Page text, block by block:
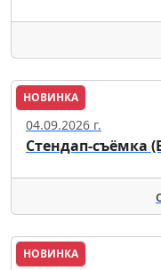
НОВИНКА
Москва
04.09.2026 г.
Стендап-съёмка
НОВИНКА
Москва